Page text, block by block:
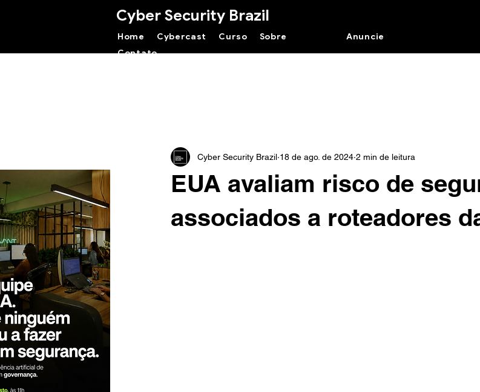
Cyber Security Brazil
Anuncie
Home Cybercast Curso
Sobre
Contato
EUA avaliam risco de
associados a roteadores
Cyber Security Brazil 18 de ago. de 2024 2 min de leitura